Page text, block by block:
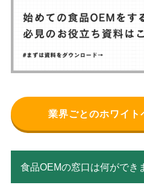
業界ごとのホワイト
食品OEMの窓口は何ができ